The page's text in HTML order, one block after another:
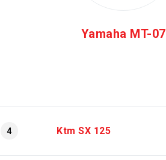
Yamaha MT-07
4 Ktm SX 125